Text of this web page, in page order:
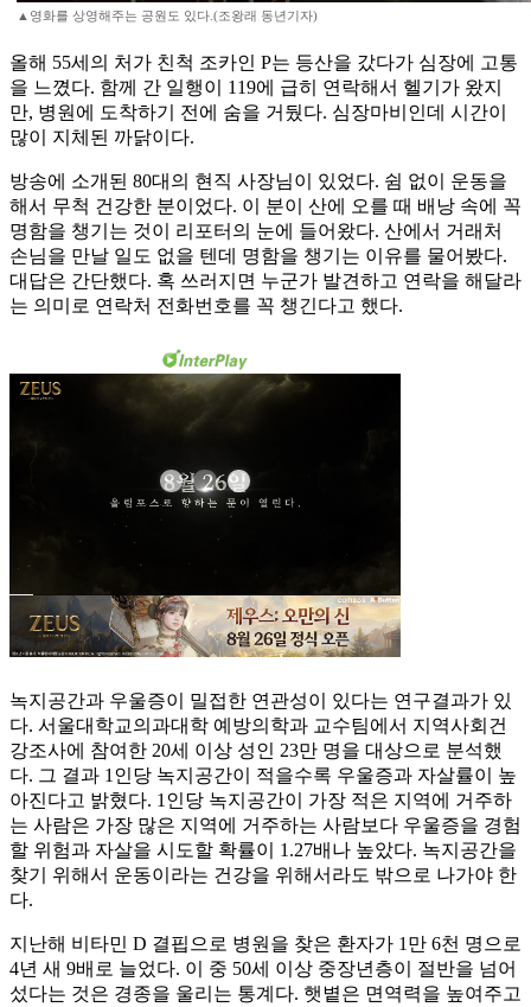
▲영화를 상영해주는 공원도 있다.(조왕래 동년기자)
올해 55세의 처가 친척 조카인 P는 등산을 갔다가 심장에 고통
을 느꼈다. 함께 간 일행이 119에 급히 연락해서 헬기가 왔지
만, 병원에 도착하기 전에 숨을 거뒀다. 심장마비인데 시간이
많이 지체된 까닭이다.
방송에 소개된 80대의 현직 사장님이 있었다. 쉼 없이 운동을
해서 무척 건강한 분이었다. 이 분이 산에 오를 때 배낭 속에 꼭
명함을 챙기는 것이 리포터의 눈에 들어왔다. 산에서 거래처
손님을 만날 일도 없을 텐데 명함을 챙기는 이유를 물어봤다.
대답은 간단했다. 혹 쓰러지면 누군가 발견하고 연락을 해달라
는 의미로 연락처 전화번호를 꼭 챙긴다고 했다.
녹지공간과 우울증이 밀접한 연관성이 있다는 연구결과가 있
다. 서울대학교의과대학 예방의학과 교수팀에서 지역사회건
강조사에 참여한 20세 이상 성인 23만 명을 대상으로 분석했
다. 그 결과 1인당 녹지공간이 적을수록 우울증과 자살률이 높
아진다고 밝혔다. 1인당 녹지공간이 가장 적은 지역에 거주하
는 사람은 가장 많은 지역에 거주하는 사람보다 우울증을 경험
할 위험과 자살을 시도할 확률이 1.27배나 높았다. 녹지공간을
찾기 위해서 운동이라는 건강을 위해서라도 밖으로 나가야 한
다.
지난해 비타민 D 결핍으로 병원을 찾은 환자가 1만 6천 명으로
4년 새 9배로 늘었다. 이 중 50세 이상 중장년층이 절반을 넘어
섰다는 것은 경종을 울리는 통계다. 햇볕은 면역력을 높여주고